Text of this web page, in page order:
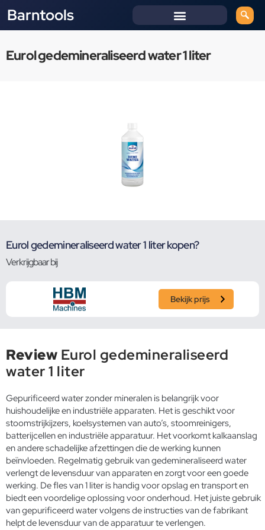
Barntools
Eurol gedemineraliseerd water 1 liter
Eurol gedemineraliseerd water 1 liter kopen?
Verkrijgbaar bij
Bekijk prijs
Review Eurol gedemineraliseerd
water 1 liter
Gepurificeerd water zonder mineralen is belangrijk voor
huishoudelijke en industriële apparaten. Het is geschikt voor
stoomstrijkijzers, koelsystemen van auto’s, stoomreinigers,
batterijcellen en industriële apparatuur. Het voorkomt kalkaanslag
en andere schadelijke afzettingen die de werking kunnen
beïnvloeden. Regelmatig gebruik van gedemineraliseerd water
verlengt de levensduur van apparaten en zorgt voor een goede
werking. De fles van 1 liter is handig voor opslag en transport en
biedt een voordelige oplossing voor onderhoud. Het juiste gebruik
van gepurificeerd water volgens de instructies van de fabrikant
helpt de levensduur van de apparatuur te verlengen.